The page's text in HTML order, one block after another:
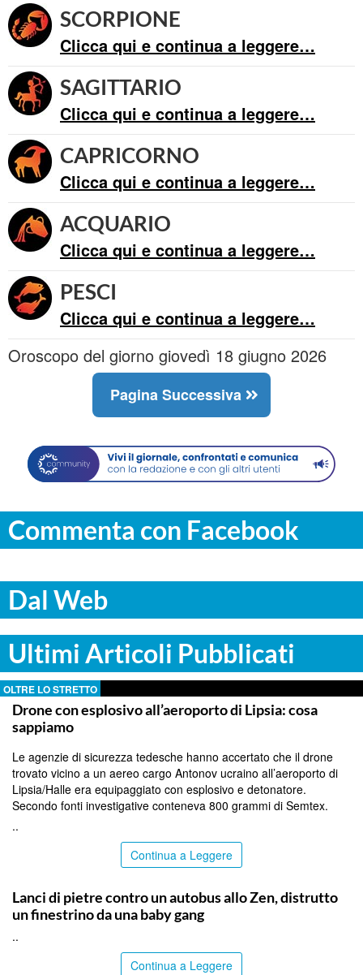
SCORPIONE
Clicca qui e continua a leggere…
SAGITTARIO
Clicca qui e continua a leggere…
CAPRICORNO
Clicca qui e continua a leggere…
ACQUARIO
Clicca qui e continua a leggere…
PESCI
Clicca qui e continua a leggere…
Oroscopo del giorno giovedì 18 giugno 2026
Pagina Successiva
Commenta con Facebook
Dal Web
Ultimi Articoli Pubblicati
OLTRE LO STRETTO
Drone con esplosivo all’aeroporto di Lipsia: cosa
sappiamo
Le agenzie di sicurezza tedesche hanno accertato che il drone
trovato vicino a un aereo cargo Antonov ucraino all’aeroporto di
Lipsia/Halle era equipaggiato con esplosivo e detonatore.
Secondo fonti investigative conteneva 800 grammi di Semtex.
..
Continua a Leggere
Lanci di pietre contro un autobus allo Zen, distrutto
un finestrino da una baby gang
..
Continua a Leggere